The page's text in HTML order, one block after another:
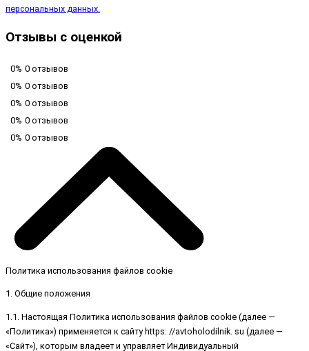
персональных данных.
Отзывы с оценкой
0% 0 отзывов
0% 0 отзывов
0% 0 отзывов
0% 0 отзывов
0% 0 отзывов
Политика использования файлов cookie
1. Общие положения
1.1. Настоящая Политика использования файлов cookie (далее —
«Политика») применяется к сайту https: //avtoholodilnik. su (далее —
«Сайт»), которым владеет и управляет Индивидуальный